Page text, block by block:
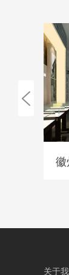
燕
关于